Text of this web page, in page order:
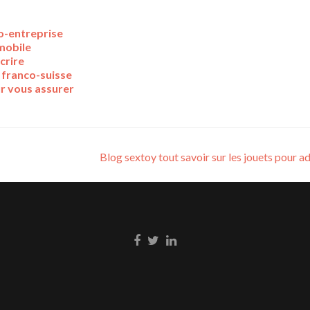
entreprise
suisse
vous assurer
Blog sextoy tout savoir sur les jouets pour